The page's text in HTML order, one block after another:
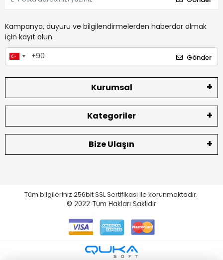
Kampanya, duyuru ve bilgilendirmelerden haberdar olmak
için kayıt olun.
Gönder
Kurumsal
Kategoriler
Bize Ulaşın
Tüm bilgileriniz 256bit SSL Sertifikası ile korunmaktadır.
© 2022 Tüm Hakları Saklıdır